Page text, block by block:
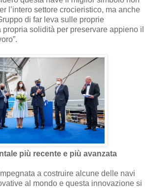
l’intero settore crocieristico, ma anche
di far leva sulle proprie
solidità per preservare appieno il
più recente e più avanzata
a costruire alcune delle navi
al mondo e questa innovazione si